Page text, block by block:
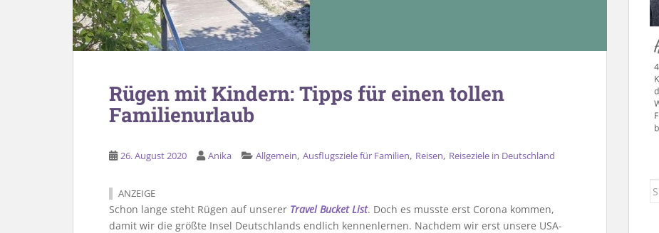
Rügen mit Kindern: Tipps für einen tollen
Familienurlaub
26. August 2020 Anika Allgemein, Ausflugsziele für Familien, Reisen, Reiseziele in Deutschland
ANZEIGE
Schon lange steht Rügen auf unserer Travel Bucket List. Doch es musste erst Corona kommen,
damit wir die größte Insel Deutschlands endlich kennenlernen. Nachdem wir erst unsere USA-